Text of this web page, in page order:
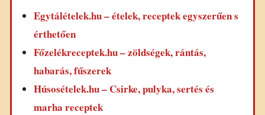
Egytálételek.hu – ételek, receptek egyszerűen s
érthetően
Főzelékreceptek.hu – zöldségek, rántás,
habarás, fűszerek
Húsosételek.hu – Csirke, pulyka, sertés és
marha receptek